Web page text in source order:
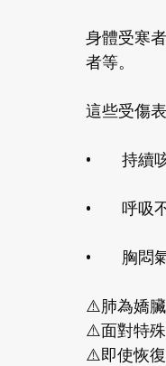
身體受寒
者等。
這些受傷
• 持續
• 呼吸
• 胸悶
⚠️肺為嬌
⚠️面對特
⚠️即使恢